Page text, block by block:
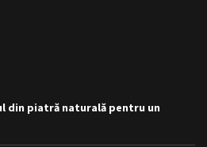
din piatră naturală pentru un